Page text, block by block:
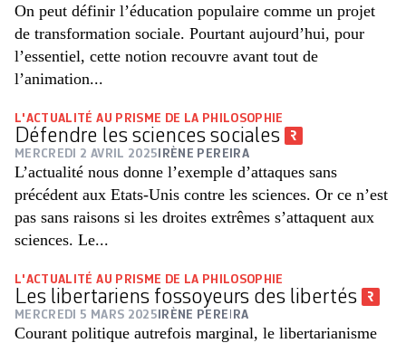
On peut définir l’éducation populaire comme un projet
de transformation sociale. Pourtant aujourd’hui, pour
l’essentiel, cette notion recouvre avant tout de
l’animation...
L'ACTUALITÉ AU PRISME DE LA PHILOSOPHIE
Défendre les sciences sociales
MERCREDI 2 AVRIL 2025 IRÈNE PEREIRA
L’actualité nous donne l’exemple d’attaques sans
précédent aux Etats-Unis contre les sciences. Or ce n’est
pas sans raisons si les droites extrêmes s’attaquent aux
sciences. Le...
L'ACTUALITÉ AU PRISME DE LA PHILOSOPHIE
Les libertariens fossoyeurs des libertés
MERCREDI 5 MARS 2025 IRÈNE PEREIRA
Courant politique autrefois marginal, le libertarianisme